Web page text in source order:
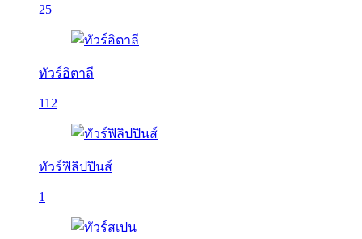
25
ทัวร์อิตาลี
112
ทัวร์ฟิลิปปินส์
1